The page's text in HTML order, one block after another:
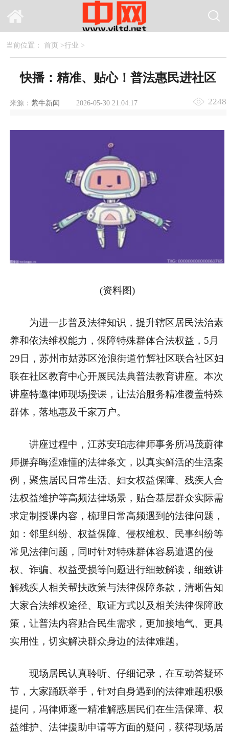
当前位置： 首页 >行业 >
快播：精准、贴心！普法惠民进社区
来源： 紫牛新闻 2026-05-30 21:04:17 2248
(资料图)
为进一步普及法律知识，提升辖区居民法治素
养和依法维权能力，保障特殊群体合法权益，5月
29日，苏州市姑苏区沧浪街道竹辉社区联合社区妇
联在社区教育中心开展民法典普法教育讲座。本次
讲座特邀律师现场授课，让法治服务精准覆盖特殊
群体，落地惠及千家万户。
讲座过程中，江苏安珀志律师事务所冯茂蔚律
师摒弃晦涩难懂的法律条文，以真实鲜活的生活案
例，聚焦居民日常生活、妇女权益保障、残疾人合
法权益维护等高频法律场景，贴合基层群众实际需
求定制授课内容，梳理日常高频遇到的法律问题，
如：邻里纠纷、权益保障、侵权维权、民事纠纷等
常见法律问题，同时针对特殊群体容易遭遇的侵
权、诈骗、权益受损等问题进行细致解读，细致讲
解残疾人相关帮扶政策与法律保障条款，清晰告知
大家合法维权途径、取证方式以及相关法律保障政
策，让普法内容贴合民生需求，更加接地气、更具
实用性，切实解决群众身边的法律难题。
现场居民认真聆听、仔细记录，在互动答疑环
节，大家踊跃举手，针对自身遇到的法律难题积极
提问，冯律师逐一精准解惑居民们在生活保障、权
益维护、法律援助申请等方面的疑问，获得现场居